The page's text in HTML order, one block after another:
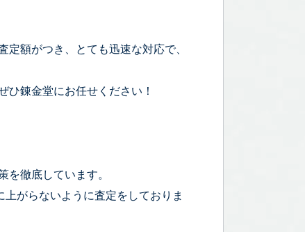
額がつき、とても迅速な対応で、
ひ錬金堂にお任せください！
を徹底しています。
がらないように査定をしておりま